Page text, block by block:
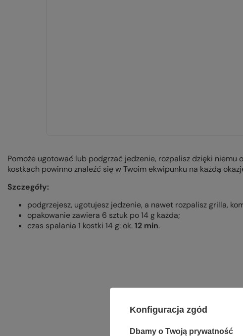
Pomoże ugotować lub podgrzać jedzenie, rozpalisz dzięki niemu
kostkach powinno znaleźć się w Twoim ekwipunku na każdą
Szczegóły:
podgrzejesz, ugotujesz jedzenie, a nawet rozpalisz grilla,
opakowanie zawiera 6 sztuk po 14 g każda;
czas spalania 1 kostki 14 g: ok.12 min.
Konfiguracja zgód
Dbamy o Twoją prywatność